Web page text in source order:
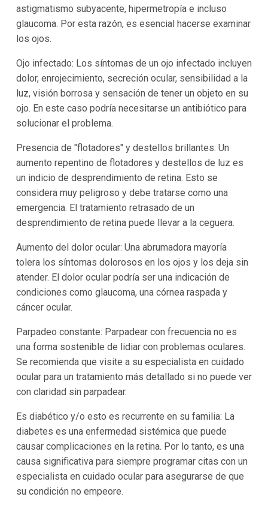
astigmatismo subyacente, hipermetropía e incluso
glaucoma. Por esta razón, es esencial hacerse examinar
los ojos.
Ojo infectado: Los síntomas de un ojo infectado incluyen
dolor, enrojecimiento, secreción ocular, sensibilidad a la
luz, visión borrosa y sensación de tener un objeto en su
ojo. En este caso podría necesitarse un antibiótico para
solucionar el problema.
Presencia de "flotadores" y destellos brillantes: Un
aumento repentino de flotadores y destellos de luz es
un indicio de desprendimiento de retina. Esto se
considera muy peligroso y debe tratarse como una
emergencia. El tratamiento retrasado de un
desprendimiento de retina puede llevar a la ceguera.
Aumento del dolor ocular: Una abrumadora mayoría
tolera los síntomas dolorosos en los ojos y los deja sin
atender. El dolor ocular podría ser una indicación de
condiciones como glaucoma, una córnea raspada y
cáncer ocular.
Parpadeo constante: Parpadear con frecuencia no es
una forma sostenible de lidiar con problemas oculares.
Se recomienda que visite a su especialista en cuidado
ocular para un tratamiento más detallado si no puede ver
con claridad sin parpadear.
Es diabético y/o esto es recurrente en su familia: La
diabetes es una enfermedad sistémica que puede
causar complicaciones en la retina. Por lo tanto, es una
causa significativa para siempre programar citas con un
especialista en cuidado ocular para asegurarse de que
su condición no empeore.